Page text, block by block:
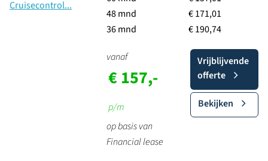
48 mnd
36 mnd
€ 171,01
€ 190,74
vanaf
€ 157,-
p/m
op basis van
Financial lease
Vrijblijvende
offerte
Bekijken